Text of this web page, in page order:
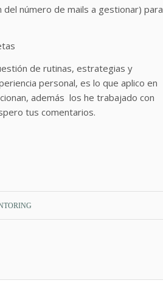
número de mails a gestionar) para
de rutinas, estrategias y
personal, es lo que aplico en
además los he trabajado con
tus comentarios.